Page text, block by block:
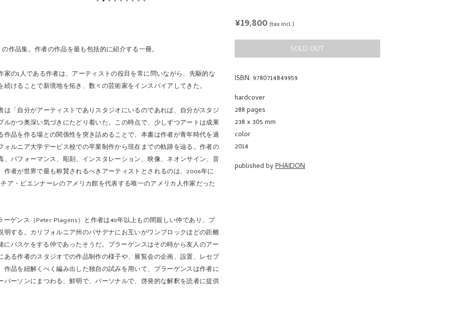
作品集。作者の作品を最も包括的に紹介する一冊。
の1人である作者は、アーティストの役目を常に問いながら、先駆的な
けることで新境地を拓き、数々の芸術家をインスパイアしてきた。
「自分がアーティストでありスタジオにいるのであれば、自分がスタジ
かつ奥深い気づきにたどり着いた。この時点で、少しずつアートは成果
品を作る場との関係性を突き詰めることで、本書は作者が青年時代を過
ルニア大学デービス校での卒業制作から現在までの軌跡を辿る。作者の
パフォーマンス、彫刻、インスタレーション、映像、ネオンサイン、音
者が世界で最も称賛されるべきアーティストとされるのは、2006年に
ア・ビエンナーレのアメリカ館を代表する唯一のアメリカ人作家だった
ゲンス（Peter Plagens）と作者は40年以上もの間親しい仲であり、プ
する。カリフォルニア州のパサデナにお互いがワンブロックほどの距離
バスケをする仲であったそうだ。プラーゲンスはその時から友人のアー
る作者のスタジオでの作品制作の様子や、展覧会の企画、設置、レセプ
品を紐解くべく編み出した独自の試みを用いて、プラーゲンスは作者に
ーソンにまつわる、鮮明で、パーソナルで、啓発的な解釈を読者に提供
REGULAR
¥19,800 (tax incl.)
SOLD OUT
ISBN: 9780714849959
hardcover
288 pages
238 x 305 mm
color
2014
published byPHAIDON